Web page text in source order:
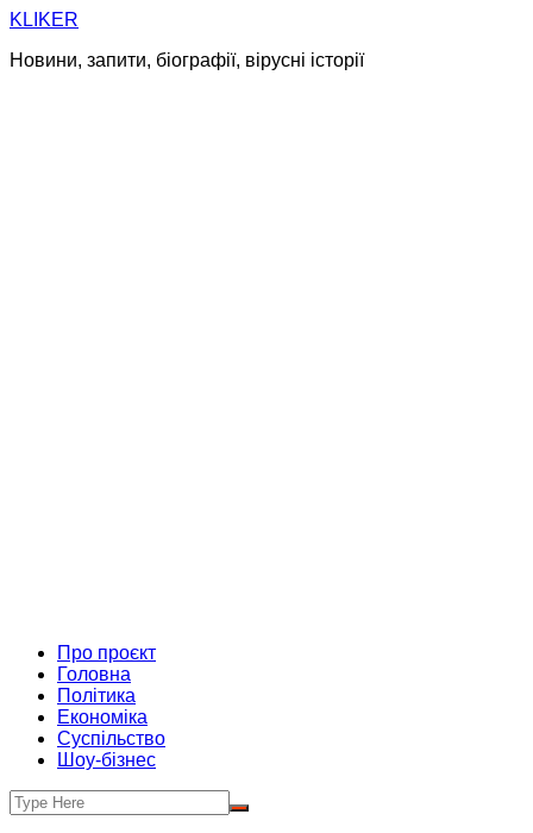
Skip
content
KLIKER
Новини, запити, біографії, вірусні історії
Про проєкт
Головна
Політика
Економіка
Суспільство
Шоу-бізнес